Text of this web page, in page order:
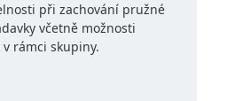
při zachování pružné
včetně možnosti
rámci skupiny.